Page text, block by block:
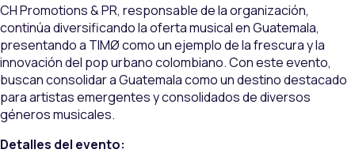
CH Promotions & PR, responsable de la organización,
continúa diversificando la oferta musical en Guatemala,
presentando a TIMØ como un ejemplo de la frescura y la
innovación del pop urbano colombiano. Con este evento,
buscan consolidar a Guatemala como un destino destacado
para artistas emergentes y consolidados de diversos
géneros musicales.
Detalles del evento: